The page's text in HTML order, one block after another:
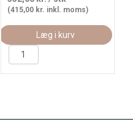
(415,00 kr. inkl. moms)
Læg i kurv